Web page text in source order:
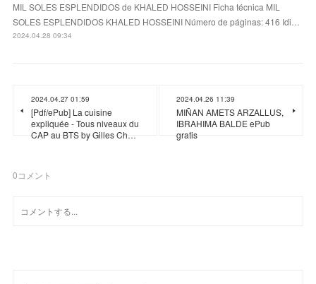
MIL SOLES ESPLENDIDOS de KHALED HOSSEINI Ficha técnica MIL
SOLES ESPLENDIDOS KHALED HOSSEINI Número de páginas: 416 Idi…
2024.04.28 09:34
2024.04.27 01:59
[Pdf/ePub] La cuisine
expliquée - Tous niveaux du
CAP au BTS by Gilles Ch…
2024.04.26 11:39
MIÑAN AMETS ARZALLUS,
IBRAHIMA BALDE ePub
gratis
0コメント